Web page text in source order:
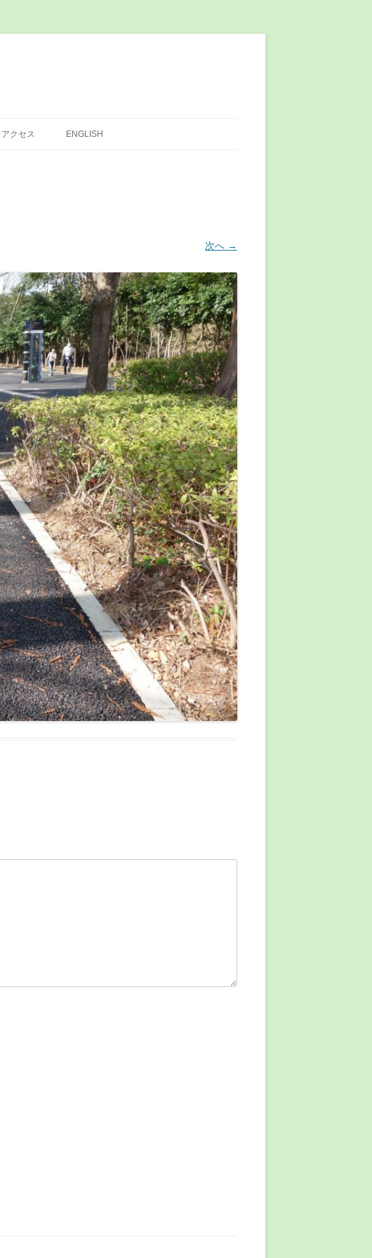
アクセス ENGLISH
次へ →